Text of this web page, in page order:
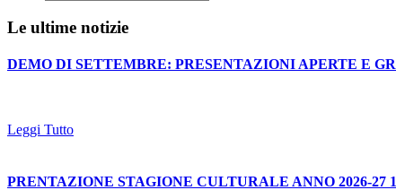
Le ultime notizie
DEMO DI SETTEMBRE: PRESENTAZIONI APERTE E
Leggi Tutto
PRENTAZIONE STAGIONE CULTURALE ANNO 2026-27